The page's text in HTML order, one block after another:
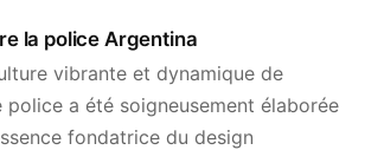
la police Argentina
vibrante et dynamique de
police a été soigneusement élaborée
fondatrice du design